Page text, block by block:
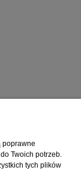
poprawne
Twoich potrzeb.
tych plików